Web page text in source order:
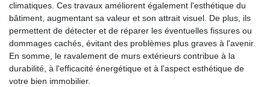
climatiques. Ces travaux améliorent également l'esthétique du
bâtiment, augmentant sa valeur et son attrait visuel. De plus, ils
permettent de détecter et de réparer les éventuelles fissures ou
dommages cachés, évitant des problèmes plus graves à l'avenir.
En somme, le ravalement de murs extérieurs contribue à la
durabilité, à l'efficacité énergétique et à l'aspect esthétique de
votre bien immobilier.